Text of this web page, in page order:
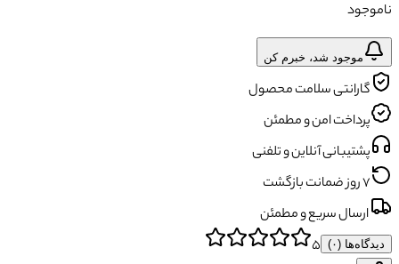
ناموجود
موجود شد، خبرم کن
گارانتی سلامت محصول
پرداخت امن و مطمئن
پشتیبانی آنلاین و تلفنی
۷ روز ضمانت بازگشت
ارسال سریع و مطمئن
دیدگاه‌ها (۰) ۵